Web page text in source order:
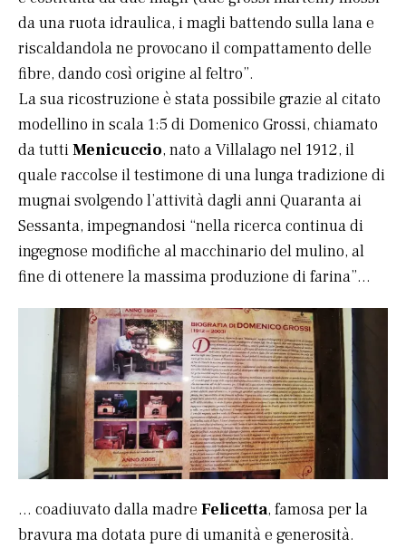
da una ruota idraulica, i magli battendo sulla lana e
riscaldandola ne provocano il compattamento delle
fibre, dando così origine al feltro”.
La sua ricostruzione è stata possibile grazie al citato
modellino in scala 1:5 di Domenico Grossi, chiamato
da tuttiMenicuccio, nato a Villalago nel 1912, il
quale raccolse il testimone di una lunga tradizione di
mugnai svolgendo l’attività dagli anni Quaranta ai
Sessanta, impegnandosi “nella ricerca continua di
ingegnose modifiche al macchinario del mulino, al
fine di ottenere la massima produzione di farina”…
… coadiuvato dalla madre Felicetta, famosa per la
bravura ma dotata pure di umanità e generosità.